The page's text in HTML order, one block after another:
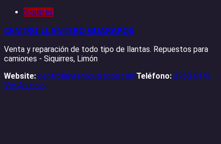
Siquirres
CENTRO LLANTERO GUARAPOS
Venta y reparación de todo tipo de llantas. Repuestos para
camiones - Siquirres, Limón
Website: centrollanteroguarapos.comTeléfono: 2768 6143
Ver Anuncio